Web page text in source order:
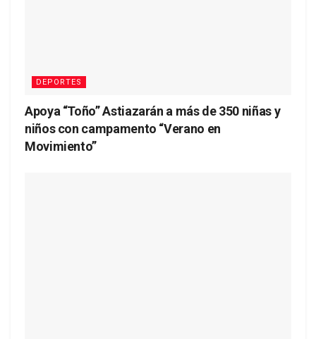
DEPORTES
Apoya “Toño” Astiazarán a más de 350 niñas y
niños con campamento “Verano en
Movimiento”